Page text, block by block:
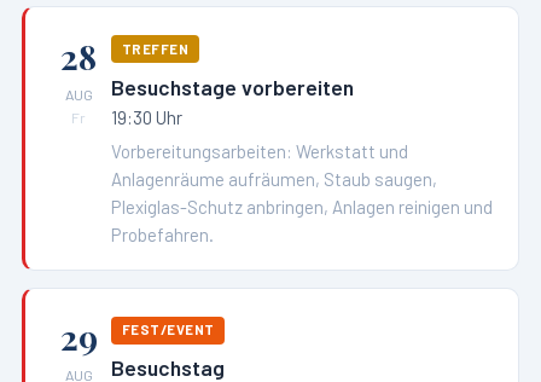
28
AUG
Fr
TREFFEN
Besuchstage vorbereiten
19:30 Uhr
Vorbereitungsarbeiten: Werkstatt und
Anlagenräume aufräumen, Staub saugen,
Plexiglas-Schutz anbringen, Anlagen reinigen und
Probefahren.
29
AUG
FEST/EVENT
Besuchstag